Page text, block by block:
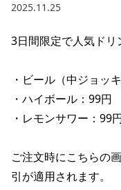
2025.11.25
3日間限定で人気ドリ
・ビール（中ジョッ
・ハイボール：99円
・レモンサワー：99
ご注文時にこちらの
引が適用されます。